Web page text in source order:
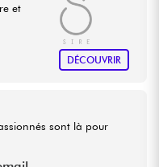
et
DÉCOUVRIR
sont là pour